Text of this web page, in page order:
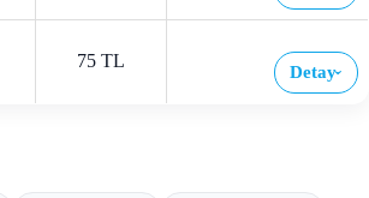
75 TL
Detay›